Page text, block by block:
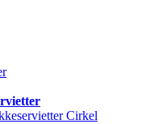
Cirkel